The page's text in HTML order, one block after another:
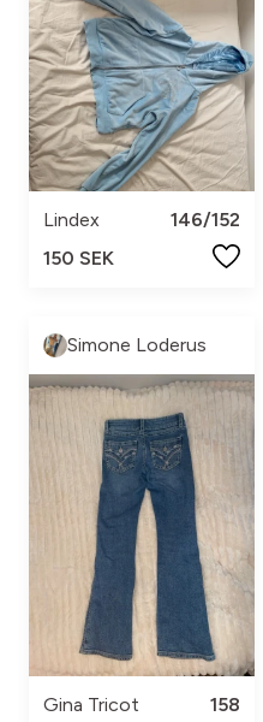
Lindex
146/152
150 SEK
Simone Loderus
Gina Tricot
158